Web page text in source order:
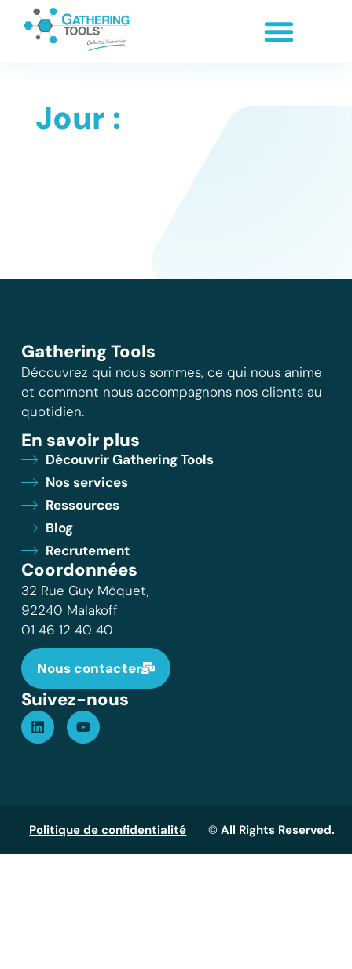
Jour :
Gathering Tools
Découvrez qui nous sommes, ce qui nous anime
et comment nous accompagnons nos clients au
quotidien.
En savoir plus
Découvrir Gathering Tools
Nos services
Ressources
Blog
Recrutement
Coordonnées
32 Rue Guy Môquet,
92240 Malakoff
01 46 12 40 40
Nous contacter
Suivez-nous
Politique de confidentialité © All Rights Reserved.